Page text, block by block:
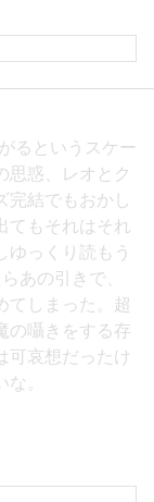
るというスケー
思惑、レオとク
完結でもおかし
てもそれはそれ
ゆっくり読もう
あの引きで、
てしまった。超
の囁きをする存
可哀想だったけ
。